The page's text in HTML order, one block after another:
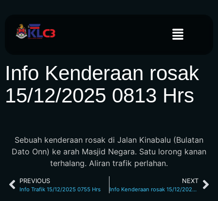
Info Kenderaan rosak
15/12/2025 0813 Hrs
Sebuah kenderaan rosak di Jalan Kinabalu (Bulatan
Dato Onn) ke arah Masjid Negara. Satu lorong kanan
terhalang. Aliran trafik perlahan.
PREVIOUS
Info Trafik 15/12/2025 0755 Hrs
NEXT
Info Kenderaan rosak 15/12/2025 1010 Hrs